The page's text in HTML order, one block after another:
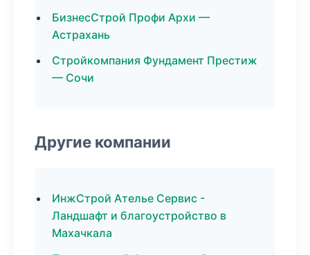
БизнесСтрой Профи Архи —
Астрахань
Стройкомпания Фундамент Престиж
— Сочи
Другие компании
ИнжСтрой Ателье Сервис -
Ландшафт и благоустройство в
Махачкала